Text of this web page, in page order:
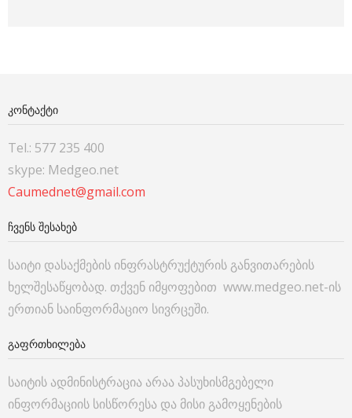
ᲙᲝᲜᲢᲐᲥᲢᲘ
Tel.: 577 235 400
skype: Medgeo.net
Caumednet@gmail.com
ᲩᲕᲔᲜᲡ ᲨᲔᲡᲐᲮᲔᲑ
საიტი დასაქმების ინფრასტრუქტურის განვითარების
ხელშესაწყობად. თქვენ იმყოფებით www.medgeo.net-ის
ერთიან საინფორმაციო სივრცეში.
ᲒᲐᲤᲠᲗᲮᲘᲚᲔᲑᲐ
საიტის ადმინისტრაცია არაა პასუხისმგებელი
ინფორმაციის სისწორესა და მისი გამოყენების